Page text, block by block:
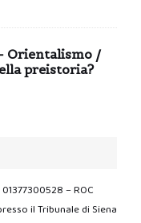
Orientalismo /
preistoria?
– ROC
il Tribunale di Siena